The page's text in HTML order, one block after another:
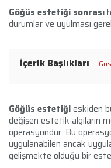
Göğüs estetiği sonrası
durumlar ve uyulması
İçerik Başlıkları
Göğüs estetiğieskiden
değişen estetik algıların
operasyondur. Bu
uygulanabilen ancak
gelişmekte olduğu bir